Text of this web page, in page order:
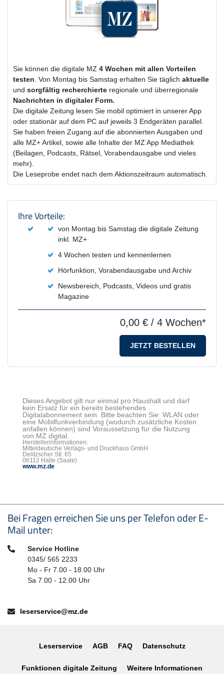
Sie können die digitale MZ 4 Wochen mit allen Vorteilen
testen. Von Montag bis Samstag erhalten Sie täglich aktuelle
und sorgfältig recherchierte regionale und überregionale
Nachrichten in digitaler Form.
Die digitale Zeitung lesen Sie mobil optimiert in unserer App
oder stationär auf dem PC auf jeweils 3 Endgeräten parallel.
Sie haben freien Zugang auf die abonnierten Ausgaben und
alle MZ+ Artikel, sowie alle Inhalte der MZ App Mediathek
(Beilagen, Podcasts, Rätsel, Vorabendausgabe und vieles
mehr).
Die Leseprobe endet nach dem Aktionszeitraum automatisch.
Produktzusammenfassung und
Ihre Vorteile:
von Montag bis Samstag die digitale Zeitung
inkl. MZ+
4 Wochen testen und kennenlernen
Hörfunktion, Vorabendausgabe und Archiv
Newsbereich, Podcasts, Videos und gratis
Magazine
0,00 € / 4 Wochen*
JETZT BESTELLEN
Dieses Angebot gilt nur einmal pro Haushalt und darf
kein Ersatz für ein bereits bestehendes
Digitalabonnement sein. Bitte beachten Sie: WLAN oder
eine Mobilfunkverbindung (wodurch zusätzliche Kosten
anfallen können) sind Voraussetzung für die Nutzung
von MZ digital.
Herstellerinformationen:
Mitteldeutsche Verlags- und Druckhaus GmbH
Delitzscher Str. 65
06112 Halle (Saale)
www.mz.de
Seitenfußbereich
Bei Fragen erreichen Sie uns per Telefon oder E-
Mail unter:
Telefon:Service Hotline
0345/ 565 2233
Mo - Fr 7.00 - 18.00 Uhr
Sa 7.00 - 12.00 Uhr
E-Mail:leserservice@mz.de
Leserservice AGB FAQ Datenschutz
Funktionen digitale Zeitung Weitere Informationen